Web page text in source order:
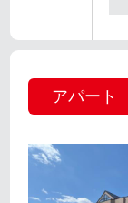
アパート